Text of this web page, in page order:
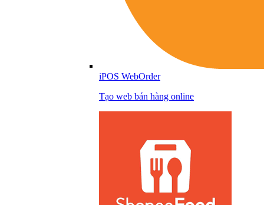
iPOS WebOrder
Tạo web bán hàng online